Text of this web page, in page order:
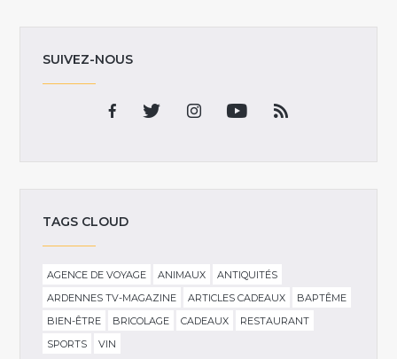
SUIVEZ-NOUS
TAGS CLOUD
AGENCE DE VOYAGE ANIMAUX
ANTIQUITÉS
ARDENNES TV-MAGAZINE
ARTICLES CADEAUX
BAPTÊME
BIEN-ÊTRE
BRICOLAGE CADEAUX
RESTAURANT
SPORTS
VIN